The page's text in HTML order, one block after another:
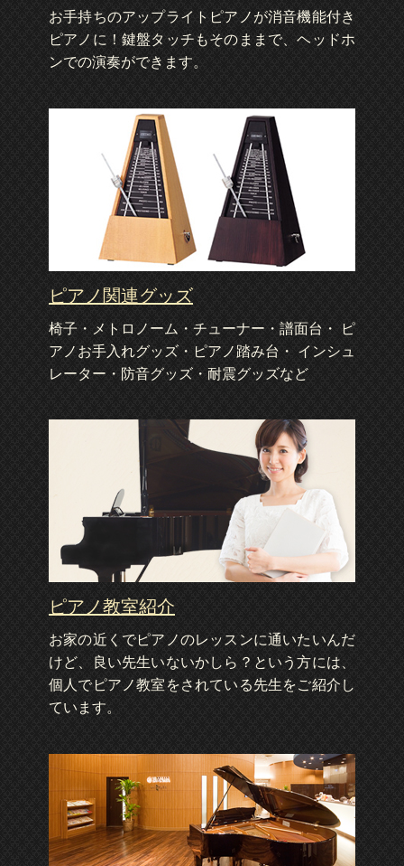
お手持ちのアップライトピアノが消音機能付き
ピアノに！鍵盤タッチもそのままで、ヘッドホ
ンでの演奏ができます。
ピアノ関連グッズ
椅子・メトロノーム・チューナー・譜面台・ ピ
アノお手入れグッズ・ピアノ踏み台・ インシュ
レーター・防音グッズ・耐震グッズなど
ピアノ教室紹介
お家の近くでピアノのレッスンに通いたいんだ
けど、良い先生いないかしら？という方には、
個人でピアノ教室をされている先生をご紹介し
ています。